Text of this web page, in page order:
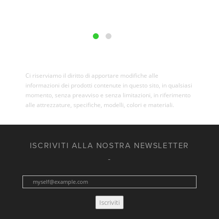
Ci riserviamo il diritto di apportare modifiche alle
informazioni dei prodotti contenute in questo sito, in qualsiasi
momento, senza preavviso e senza limitazioni, in riferimento
alle attrezzature, specifiche, modelli, colori e materiali.
ISCRIVITI ALLA NOSTRA NEWSLETTER
Iscriviti